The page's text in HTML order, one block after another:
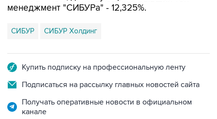
менеджмент "СИБУРа" - 12,325%.
СИБУР СИБУР Холдинг
Купить подписку на профессиональную ленту
Подписаться на рассылку главных новостей сайта
Получать оперативные новости в официальном
канале